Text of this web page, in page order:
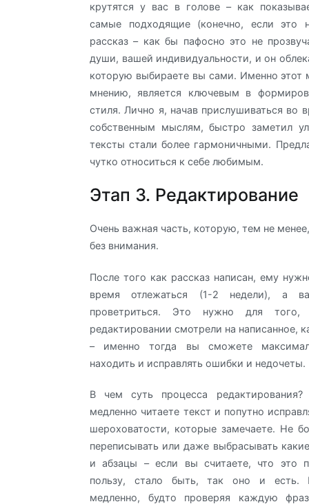
крутятся у вас в голове – как
самые подходящие (конечно, если это
рассказ – как бы пафосно это не
души, вашей индивидуальности, и он
которую выбираете вы сами. Именно этот
мнению, является ключевым в
стиля. Лично я, начав прислушиваться во
собственным мыслям, быстро заметил
тексты стали более гармоничными.
чутко относиться к себе любимым.
Этап 3. Редактирование
Очень важная часть, которую, тем не
без внимания.
После того как рассказ написан, ему
время отлежаться (1-2 недели), а
проветриться. Это нужно для
редактировании смотрели на написанное,
– именно тогда вы сможете
находить и исправлять ошибки и недочеты.
В чем суть процесса
медленно читаете текст и попутно
шероховатости, которые замечаете. Не
переписывать или даже выбрасывать
и абзацы – если вы считаете, что это
пользу, стало быть, так оно и есть.
медленно, будто проверяя каждую